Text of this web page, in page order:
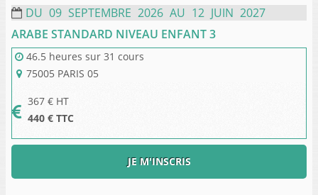
DU 09 SEPTEMBRE 2026 AU 12 JUIN 2027
ARABE STANDARD NIVEAU ENFANT 3
46.5 heures sur 31 cours
75005 PARIS 05
367 € HT
440 € TTC
JE M'INSCRIS